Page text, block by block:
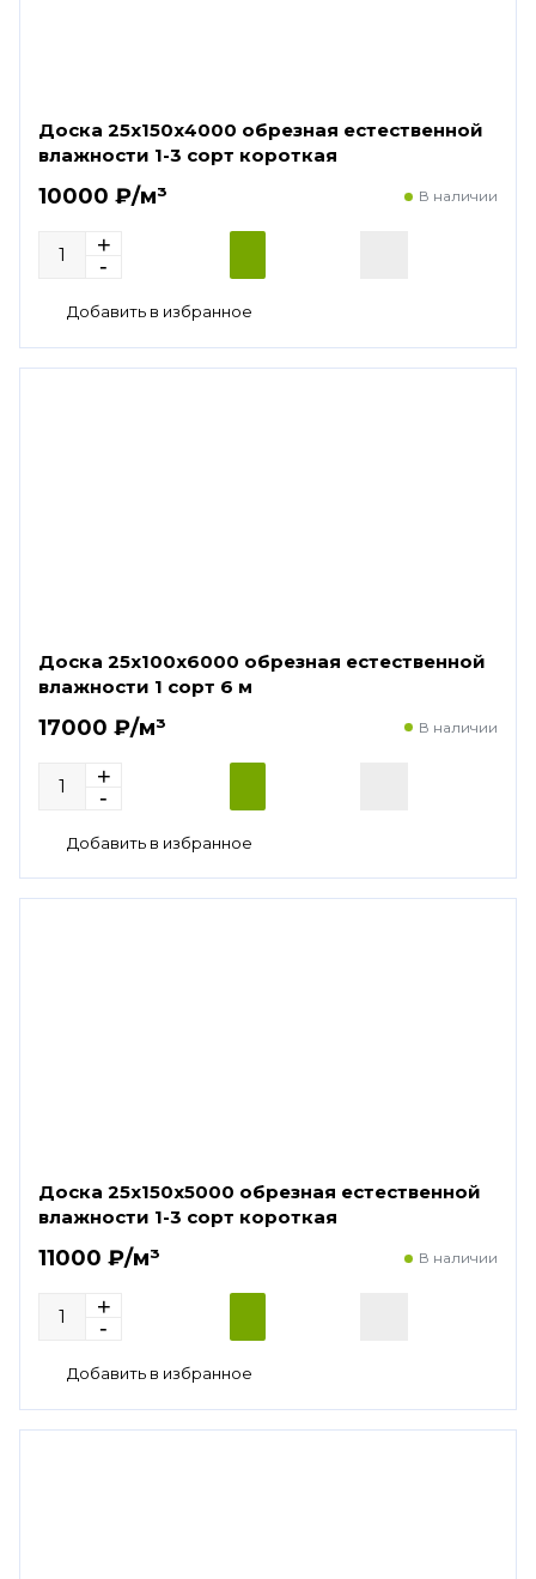
Доска 25х150х4000 обрезная естественной
влажности 1-3 сорт короткая
10000 ₽/м³ В наличии
Доска 25х100х6000 обрезная естественной
влажности 1 сорт 6 м
17000 ₽/м³ В наличии
Доска 25х150х5000 обрезная естественной
влажности 1-3 сорт короткая
11000 ₽/м³ В наличии